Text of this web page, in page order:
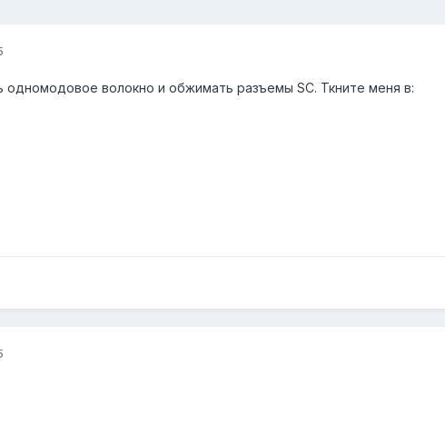
одномодовое волокно и обжимать разъемы SC. Ткните меня в: